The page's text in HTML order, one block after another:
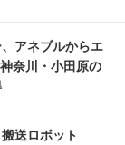
アネブルからエ
奈川・小田原の
送ロボット